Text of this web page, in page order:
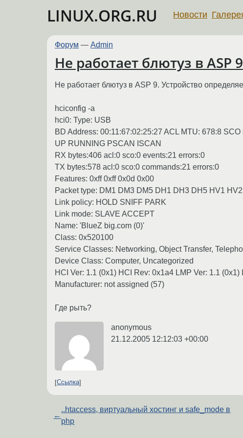
LINUX.ORG.RU Новости
Форум — Admin
Не работает блютуз в ASP 9
Не работает блютуз в ASP 9. Устройство
hciconfig -a
hci0: Type: USB
BD Address: 00:11:67:02:25:27 ACL MTU: 678:8 SCO
UP RUNNING PSCAN ISCAN
RX bytes:406 acl:0 sco:0 events:21 errors:0
TX bytes:578 acl:0 sco:0 commands:21 errors:0
Features: 0xff 0xff 0x0d 0x00
Packet type: DM1 DM3 DM5 DH1 DH3 DH5 HV1
Link policy: HOLD SNIFF PARK
Link mode: SLAVE ACCEPT
Name: 'BlueZ big.com (0)'
Class: 0x520100
Service Classes: Networking, Object Transfer,
Device Class: Computer, Uncategorized
HCI Ver: 1.1 (0x1) HCI Rev: 0x1a4 LMP Ver: 1.1
Manufacturer: not assigned (57)
Где рыть?
anonymous
21.12.2005 12:12:03 +00:00
Ссылка
←
..htaccess, виртуальный хостинг и safe_mode в
php